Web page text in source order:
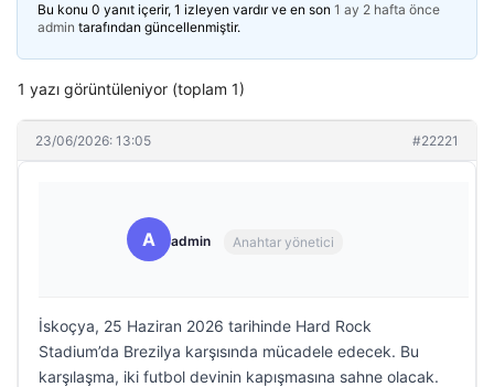
Bu konu 0 yanıt içerir, 1 izleyen vardır ve en son 1 ay 2 hafta önce
admin tarafından güncellenmiştir.
1 yazı görüntüleniyor (toplam 1)
23/06/2026: 13:05 #22221
A admin Anahtar yönetici
İskoçya, 25 Haziran 2026 tarihinde Hard Rock
Stadium’da Brezilya karşısında mücadele edecek. Bu
karşılaşma, iki futbol devinin kapışmasına sahne olacak.